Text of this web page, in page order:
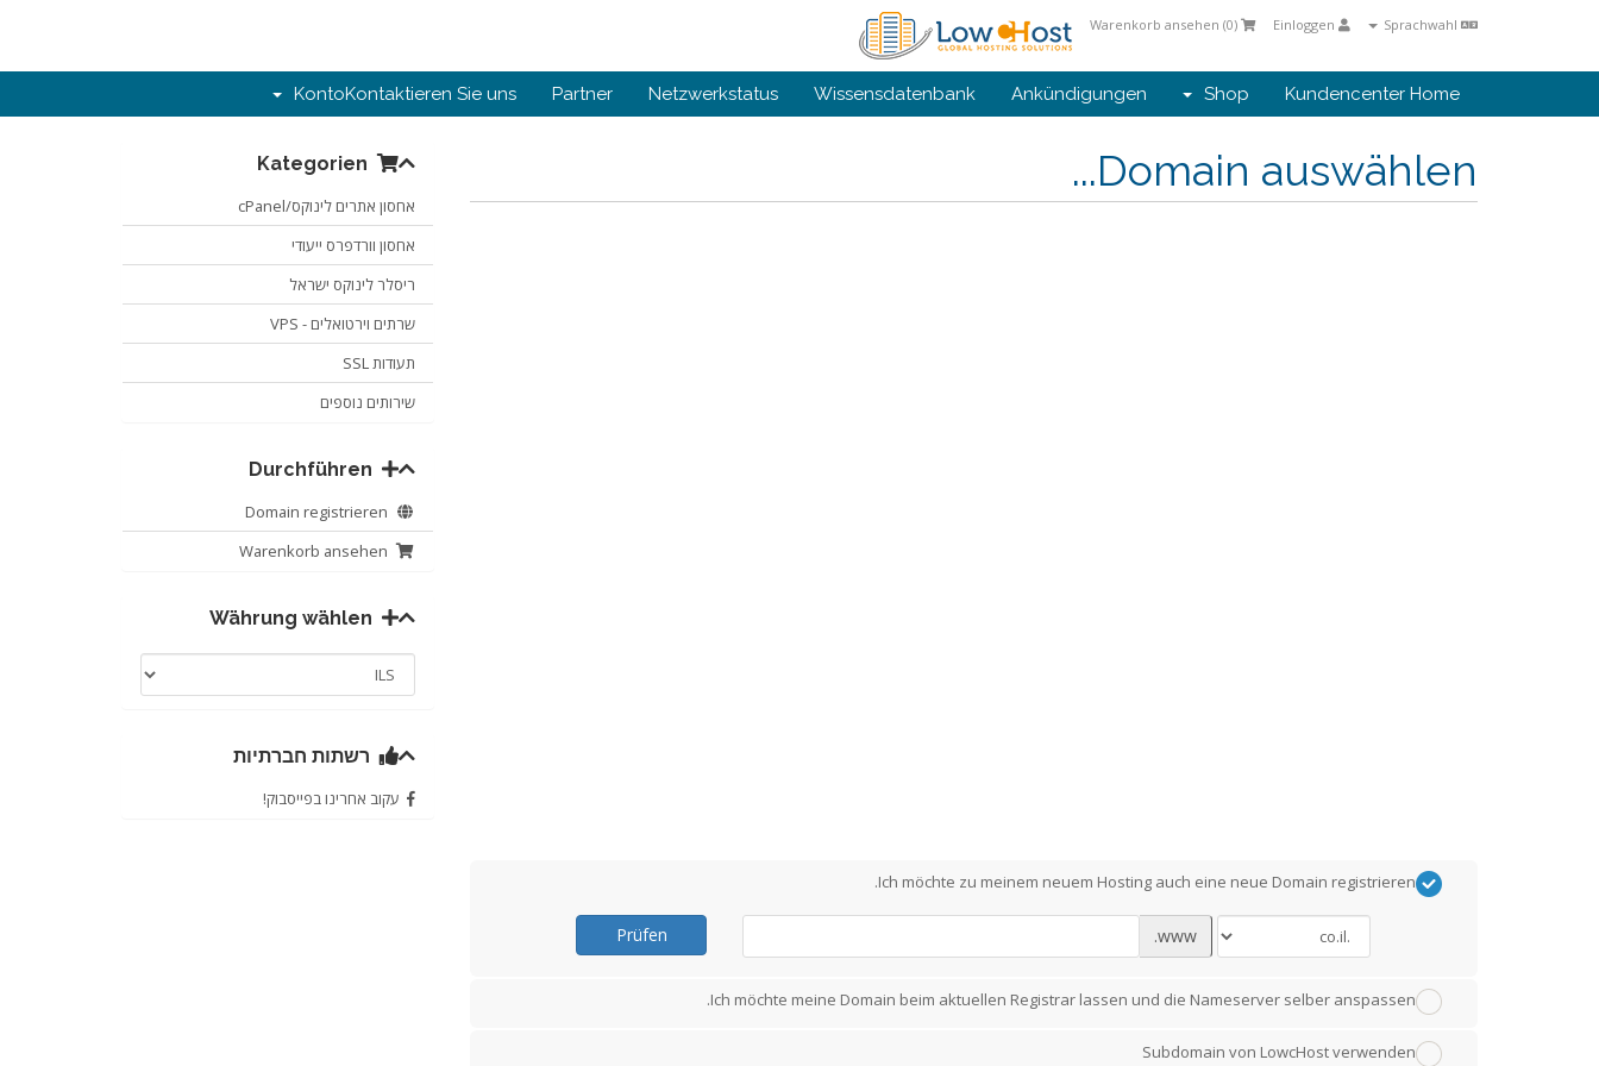
Warenkorb ansehen (0)
Kundencenter Home
Shop
Ankündigungen
Wissensdatenbank
Netzwerkstatus
Partner
Kontaktieren Sie uns
Konto
Domain auswählen...
Kategorien
אחסון אתרים לינוקס/cPanel
אחסון וורדפרס ייעודי
ריסלר לינוקס ישראל
שרתים וירטואלים - VPS
תעודות SSL
שירותים נוספים
Warenkorb ansehen
רשתות חברתיות
עקוב אחרינו בפייסבוק!
Ich möchte zu meinem neuem Hosting auch eine neue Domain registrieren.
www.
Prüfen
Ich möchte meine Domain beim aktuellen Registrar lassen und die Nameserver selber anspassen.
Subdomain von LowcHost verwenden